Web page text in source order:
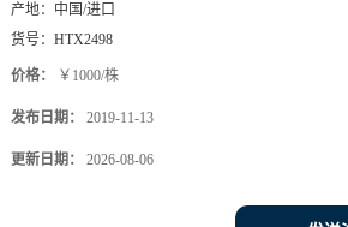
产地： 中国/进口
货号： HTX2498
价格： ￥1000/株
发布日期： 2019-11-13
更新日期： 2026-08-06